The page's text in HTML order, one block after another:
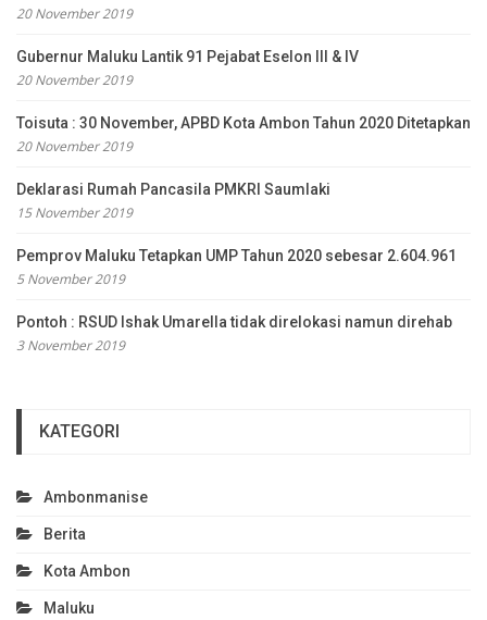
20 November 2019
Gubernur Maluku Lantik 91 Pejabat Eselon III & IV
20 November 2019
Toisuta : 30 November, APBD Kota Ambon Tahun 2020 Ditetapkan
20 November 2019
Deklarasi Rumah Pancasila PMKRI Saumlaki
15 November 2019
Pemprov Maluku Tetapkan UMP Tahun 2020 sebesar 2.604.961
5 November 2019
Pontoh : RSUD Ishak Umarella tidak direlokasi namun direhab
3 November 2019
KATEGORI
Ambonmanise
Berita
Kota Ambon
Maluku